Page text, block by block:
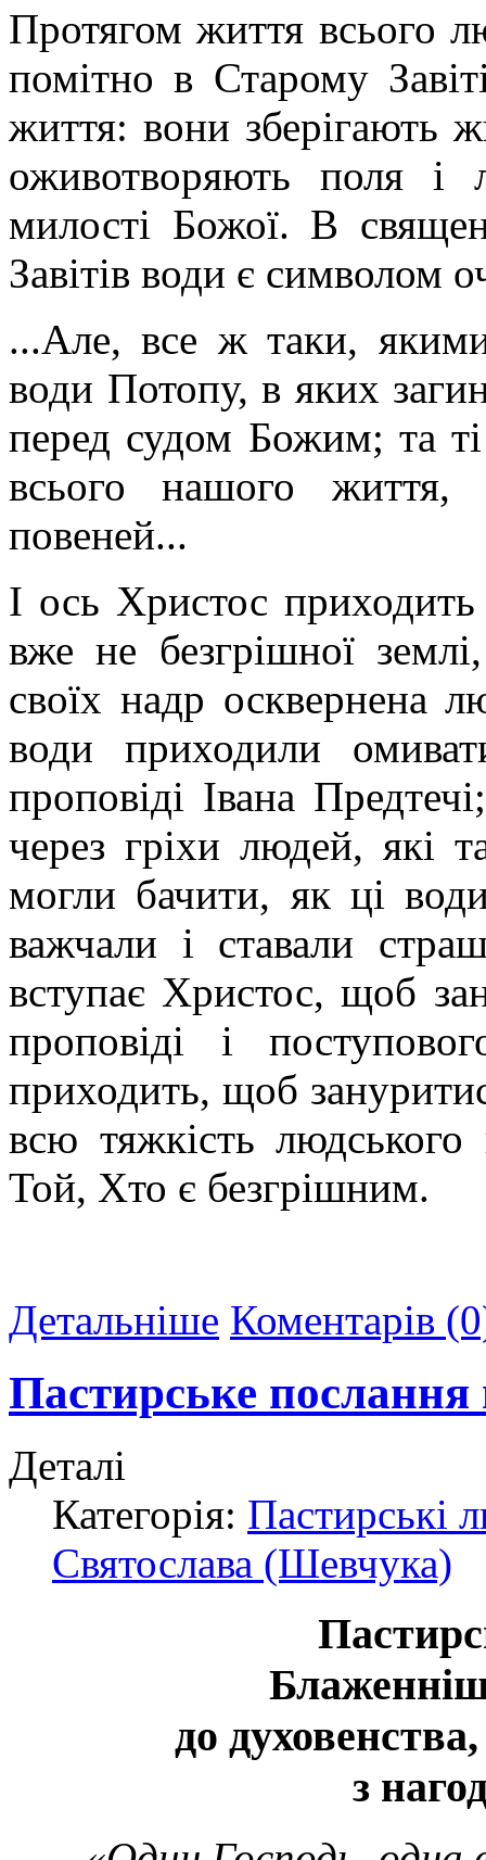
Протягом життя всього
помітно в Старому
життя: вони зберігають
оживотворяють поля і
милості Божої. В
Завітів води є символом
...Але, все ж таки,
води Потопу, в яких
перед судом Божим; та
всього нашого життя,
повеней...
І ось Христос
вже не безгрішної
своїх надр осквернена
води приходили
проповіді Івана
через гріхи людей, які
могли бачити, як ці
важчали і ставали
вступає Христос, щоб
проповіді і
приходить, щоб
всю тяжкість людського
Той, Хто є безгрішним.
Детальніше Коментарів
Пастирське послання
Деталі
Категорія: Пастирські
Святослава (Шевчука)
до
з